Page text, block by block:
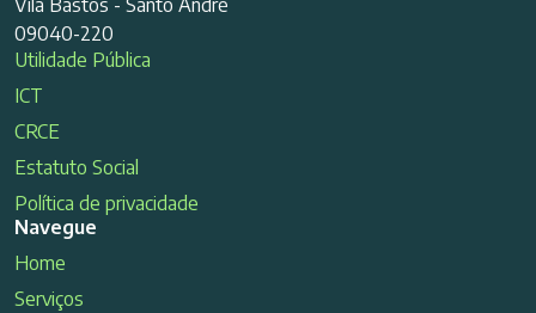
Vila Bastos - Santo André
09040-220
Utilidade Pública
ICT
CRCE
Estatuto Social
Política de privacidade
Navegue
Home
Serviços